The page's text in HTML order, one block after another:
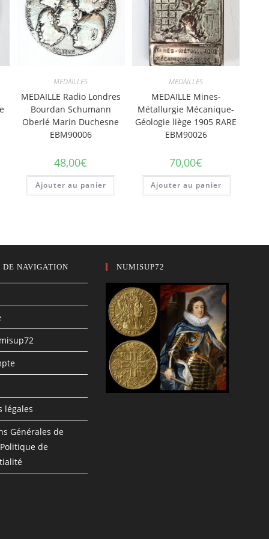
MEDAILLES
MEDAILLE Radio Londres
Bourdan Schumann
Oberlé Marin Duchesne
EBM90006
48,00€
Ajouter au panier
MEDAILLES
MEDAILLE Mines-
Métallurgie Mécanique-
Géologie liège 1905 RARE
EBM90026
70,00€
Ajouter au panier
DE NAVIGATION
légales
Générales de
de
NUMISUP72